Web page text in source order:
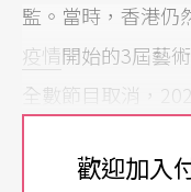
監。當時，香港仍
疫情開始的3屆藝
全數節目取消，
控制社交距離的
歡迎加入